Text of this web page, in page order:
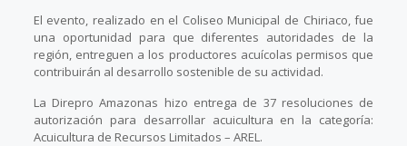
El evento, realizado en el Coliseo Municipal de Chiriaco, fue
una oportunidad para que diferentes autoridades de la
región, entreguen a los productores acuícolas permisos que
contribuirán al desarrollo sostenible de su actividad.
La Direpro Amazonas hizo entrega de 37 resoluciones de
autorización para desarrollar acuicultura en la categoría:
Acuicultura de Recursos Limitados – AREL.